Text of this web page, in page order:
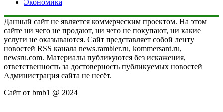
Экономика
Данный сайт не является коммерческим проектом. На этом
сайте ни чего не продают, ни чего не покупают, ни какие
услуги не оказываются. Сайт представляет собой ленту
новостей RSS канала news.rambler.ru, kommersant.ru,
newsru.com. Материалы публикуются без искажения,
ответственность за достоверность публикуемых новостей
Администрация сайта не несёт.
Сайт от bmb1 @ 2024